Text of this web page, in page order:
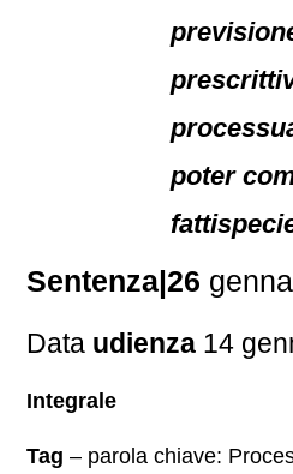
poter
Sentenza|26
Data udienza 14
Integrale
Tag – parola chiave: